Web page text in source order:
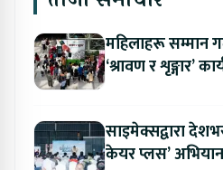
महिलाहरू सम्मान
‘श्रावण र शृङ्गार’
साइमेक्सद्वारा
केयर प्लस’